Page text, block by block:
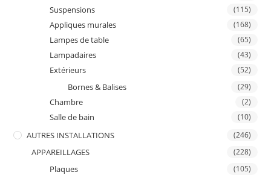
Suspensions (115)
Appliques murales (168)
Lampes de table (65)
Lampadaires (43)
Extérieurs (52)
Bornes & Balises (29)
Chambre (2)
Salle de bain (10)
AUTRES INSTALLATIONS (246)
APPAREILLAGES (228)
Plaques (105)